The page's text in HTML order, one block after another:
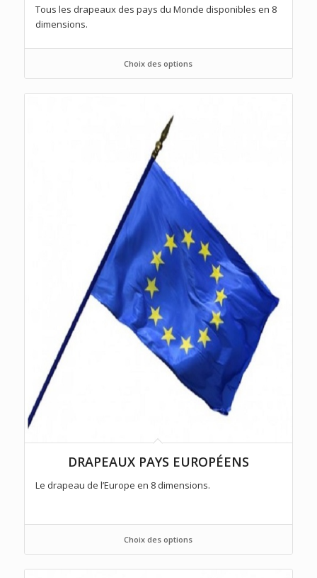
Tous les drapeaux des pays du Monde disponibles en 8
dimensions.
Choix des options
DRAPEAUX PAYS EUROPÉENS
Le drapeau de l’Europe en 8 dimensions.
Choix des options